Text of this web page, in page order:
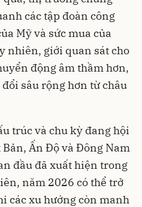
các tập đoàn công
Mỹ và sức mua của
nhiên, giới quan sát cho
động âm thầm hơn,
sâu rộng hơn từ châu
trúc và chu kỳ đang hội
Ấn Độ và Đông Nam
đầu đã xuất hiện trong
năm 2026 có thể trở
các xu hướng còn manh